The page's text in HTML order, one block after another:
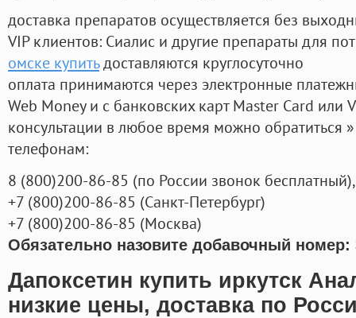
доставка препаратов осуществляется без
VIP клиентов: Сиалис и другие препараты для
омске купитьдоставляются круглосуточно
оплата принимаются через электронные
Web Money и с банковских карт Master Card или
консультации в любое время можно обратиться
телефонам:
8 (800)200-86-85 (по России звонок бесплатный),
+7 (800)200-86-85 (Санкт-Петербург)
+7 (800)200-86-85 (Москва)
Обязательно назовите добавочный номер:
Дапоксетин купить иркутск
низкие цены, доставка по